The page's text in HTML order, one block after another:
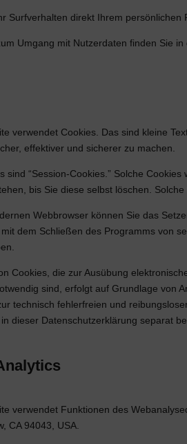
Surfverhalten direkt Ihrem
Umgang mit Nutzerdaten finden Sie
verwendet Cookies. Das sind kleine
effektiver und sicherer zu machen.
sind “Session-Cookies.” Solche
bis Sie diese selbst löschen.
Webbrowser können Sie das
dem Schließen des Programms von
Cookies, die zur Ausübung
sind, erfolgt auf Grundlage von
technisch fehlerfreien und
dieser Datenschutzerklärung separat
verwendet Funktionen des
CA 94043, USA.